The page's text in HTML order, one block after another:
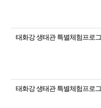
태화강 생태관 특별체험프로
태화강 생태관 특별체험프로